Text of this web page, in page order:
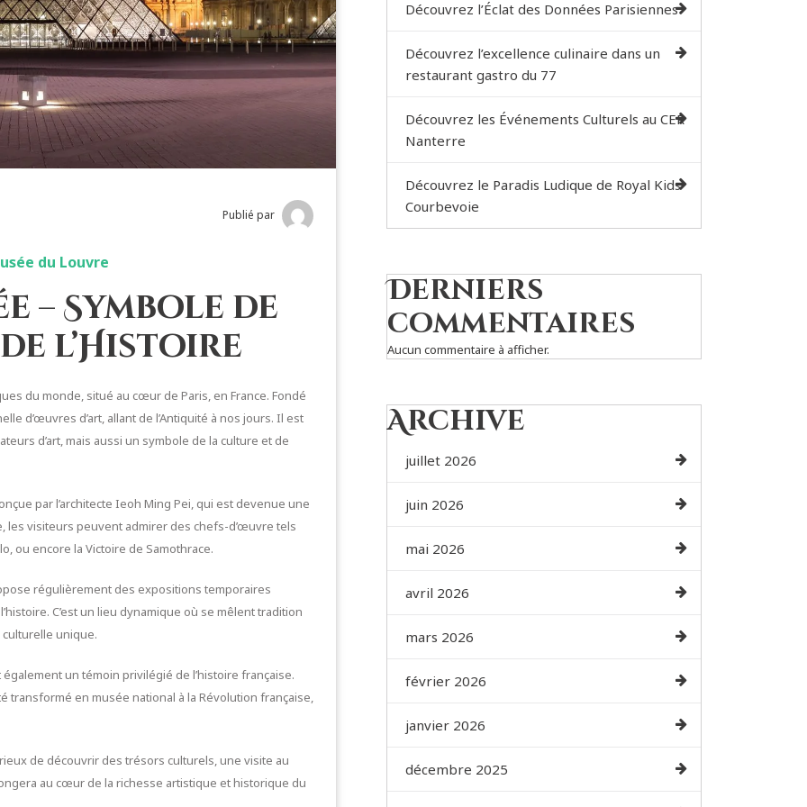
Publié par
du Louvre
– Symbole de
l’Histoire
du monde, situé au cœur de Paris, en France. Fondé
d’œuvres d’art, allant de l’Antiquité à nos jours. Il est
d’art, mais aussi un symbole de la culture et de
par l’architecte Ieoh Ming Pei, qui est devenue une
les visiteurs peuvent admirer des chefs-d’œuvre tels
ou encore la Victoire de Samothrace.
régulièrement des expositions temporaires
C’est un lieu dynamique où se mêlent tradition
unique.
un témoin privilégié de l’histoire française.
transformé en musée national à la Révolution française,
de découvrir des trésors culturels, une visite au
au cœur de la richesse artistique et historique du
Découvrez l’Éclat des Données Parisiennes
Découvrez l’excellence culinaire dans un
restaurant gastro du 77
Découvrez les Événements Culturels au CER
Nanterre
Découvrez le Paradis Ludique de Royal Kids
Courbevoie
Derniers
commentaires
Aucun commentaire à afficher.
Archive
juillet 2026
juin 2026
mai 2026
avril 2026
mars 2026
février 2026
janvier 2026
décembre 2025